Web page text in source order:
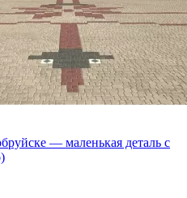
— маленькая деталь с